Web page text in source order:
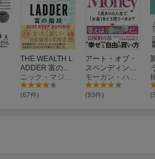
THE WEALTH L
ADDER 富の階
段
ニック・マジューリ
(67件)
アート・オブ・
スペンディング
マネー
モーガン・ハウセル
(93件)